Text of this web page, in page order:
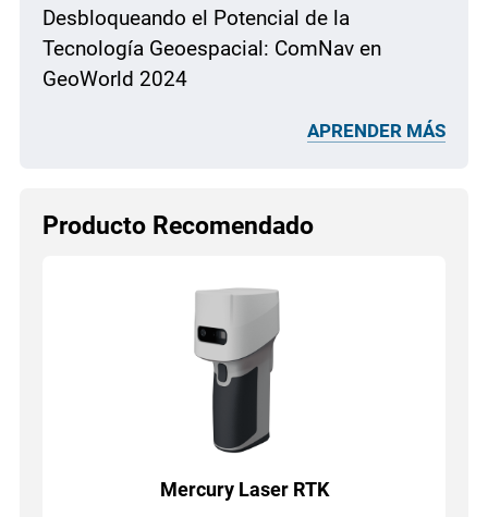
Desbloqueando el Potencial de la
Tecnología Geoespacial: ComNav en
GeoWorld 2024
APRENDER MÁS
Producto Recomendado
Mercury Laser RTK